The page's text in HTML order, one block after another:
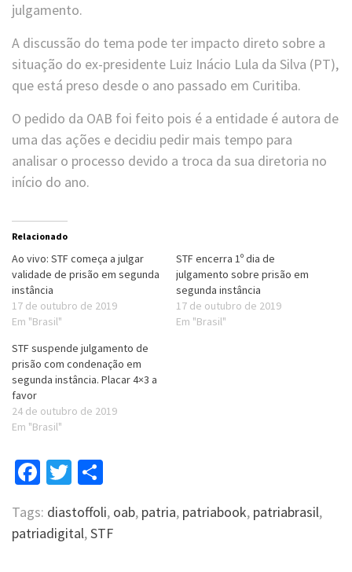
julgamento.
A discussão do tema pode ter impacto direto sobre a
situação do ex-presidente Luiz Inácio Lula da Silva (PT),
que está preso desde o ano passado em Curitiba.
O pedido da OAB foi feito pois é a entidade é autora de
uma das ações e decidiu pedir mais tempo para
analisar o processo devido a troca da sua diretoria no
início do ano.
Relacionado
Ao vivo: STF começa a julgar
validade de prisão em segunda
instância
17 de outubro de 2019
Em "Brasil"
STF encerra 1º dia de
julgamento sobre prisão em
segunda instância
17 de outubro de 2019
Em "Brasil"
STF suspende julgamento de
prisão com condenação em
segunda instância. Placar 4×3 a
favor
24 de outubro de 2019
Em "Brasil"
Facebook
Twitter
Tags: diastoffoli, oab, patria, patriabook, patriabrasil,
patriadigital,STF